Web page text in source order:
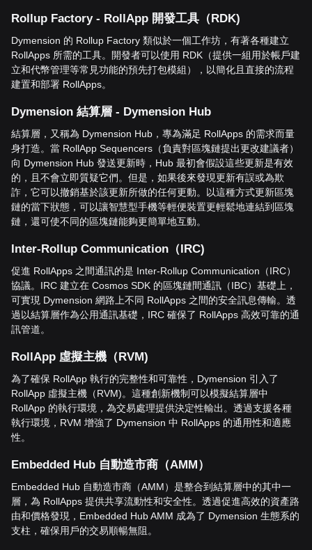
Rollup Factory - RollApp 開發工具（RDK)
Dymension 的 Rollup Factory 類似於一個工作坊，有著各種建立
RollApps 所需的工具。開發者可以使用 RDK（提供一組用於帳戶建
立和代幣管理等常見功能的預先打包模組），以簡化且直接的流程
建置和部署 RollApps。
Dymension 結算層 - Dymension Hub
結算層，又稱為 Dymension Hub，專為滿足 RollApps 的需求而量
身打造。當 RollApp Sequencers（負責對區塊鏈提出更改建議者）
向 Dymension Hub 發送更新時，Hub 最初會假設這些更新是有效
的，且不會立即質疑它們。但是，如果後來發現更新有誤或為欺
詐，它可以撤銷基於該更新所做的任何更動。以這種方式更新區塊
鏈的當下狀態，可以讓智慧型手機等輕便裝置更輕鬆地連結到區塊
鏈，還可使不同的區塊鏈能夠更簡單地互動。
Inter-Rollup Communication （IRC)
促進 RollApps 之間通訊的是 Inter-Rollup Communication（IRC）
協議。IRC 建立在 Cosmos SDK 的區塊鏈間通訊（IBC）基礎上，
可實現 Dymension 網路上不同 RollApps 之間的安全訊息傳輸。透
過以結算層作為公用通訊基礎，IRC 確保了 RollApps 高效可靠的通
訊管道。
RollApp 虛擬主機（RVM)
為了確保 RollApp 執行的完整性和可靠性，Dymension 引入了
RollApp 虛擬主機（RVM)。這種創新機制可以模擬結算層中
RollApp 的執行環境，為交易處理提供決定性輸出。透過支援各種
執行環境，RVM 增強了 Dymension 中 RollApps 的通用性和適應
性。
Embedded Hub 自動造市商（AMM）
Embedded Hub 自動造市商（AMM）是整合到結算層中的其中一
層，為 RollApps 提供共享流動性和安全性。透過促進高效的資產路
由和價格發現，Embedded Hub AMM 成為了 Dymension 生態系的
支柱，確保用戶的交易順暢無阻。